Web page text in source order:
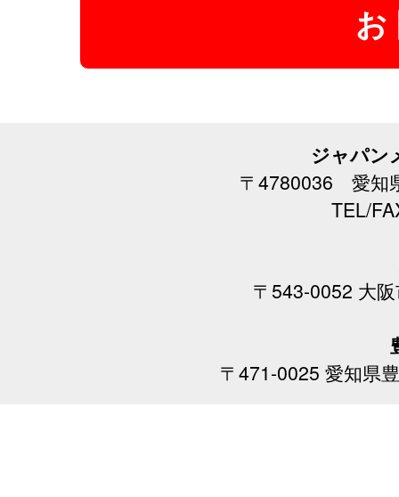
ジャパン
〒4780036 愛知
TEL/
〒543-0052 大
〒471-0025 愛知県